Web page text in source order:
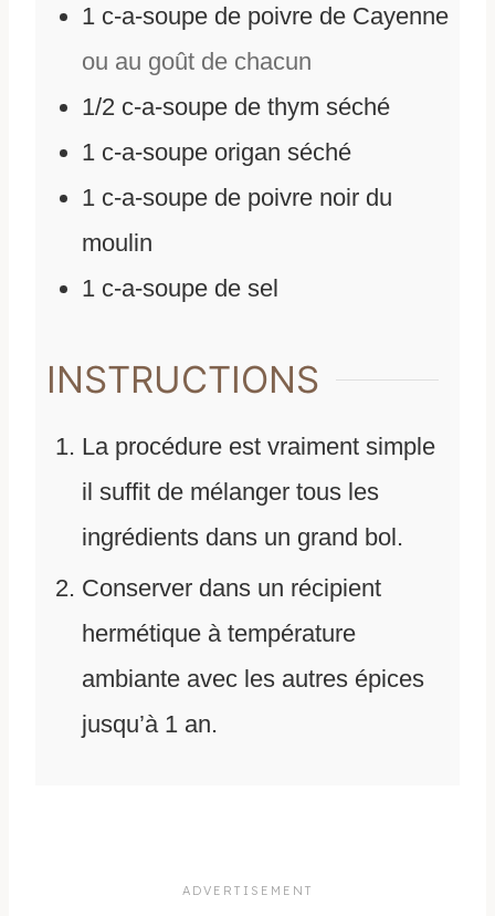
1 c-a-soupe de poivre de Cayenne
ou au goût de chacun
1/2 c-a-soupe de thym séché
1 c-a-soupe origan séché
1 c-a-soupe de poivre noir du
moulin
1 c-a-soupe de sel
INSTRUCTIONS
La procédure est vraiment simple
il suffit de mélanger tous les
ingrédients dans un grand bol.
Conserver dans un récipient
hermétique à température
ambiante avec les autres épices
jusqu’à 1 an.